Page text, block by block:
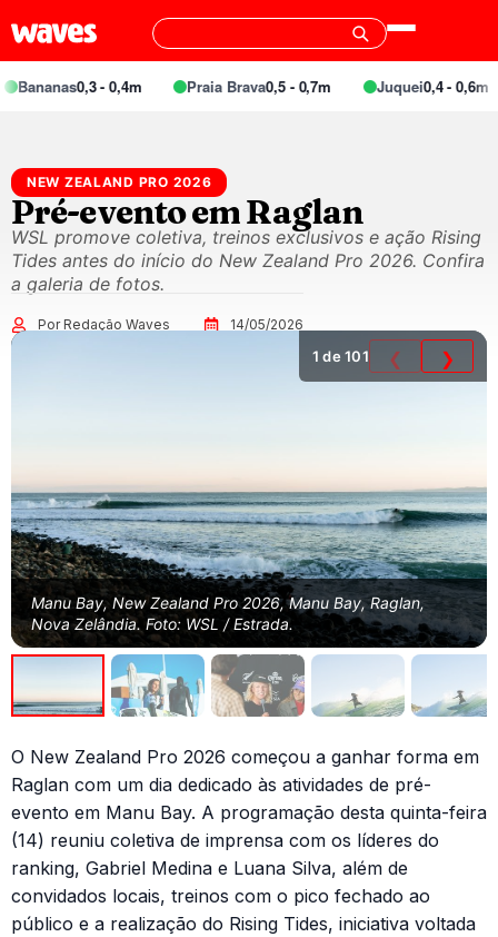
0,3 - 0,4m Praia Brava0,5 - 0,7m Juquei0,4 - 0,6m
NEW ZEALAND PRO 2026
Pré-evento em Raglan
WSL promove coletiva, treinos exclusivos e ação Rising
Tides antes do início do New Zealand Pro 2026. Confira
a galeria de fotos.
Por Redação Waves 14/05/2026
Manu Bay, New Zealand Pro 2026, Manu Bay, Raglan,
Nova Zelândia. Foto: WSL / Estrada.
1 de 101 ❮ ❯
O New Zealand Pro 2026 começou a ganhar forma em
Raglan com um dia dedicado às atividades de pré-
evento em Manu Bay. A programação desta quinta-feira
(14) reuniu coletiva de imprensa com os líderes do
ranking, Gabriel Medina e Luana Silva, além de
convidados locais, treinos com o pico fechado ao
público e a realização do Rising Tides, iniciativa voltada